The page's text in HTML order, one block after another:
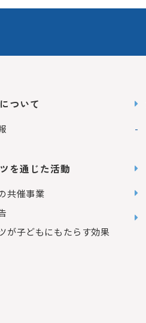
ついて
を通じた活動
共催事業
が子どもにもたらす効果